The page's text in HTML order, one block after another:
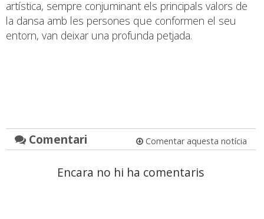
artística, sempre conjuminant els principals valors de
la dansa amb les persones que conformen el seu
entorn, van deixar una profunda petjada.
Comentari Comentar aquesta notícia
Encara no hi ha comentaris